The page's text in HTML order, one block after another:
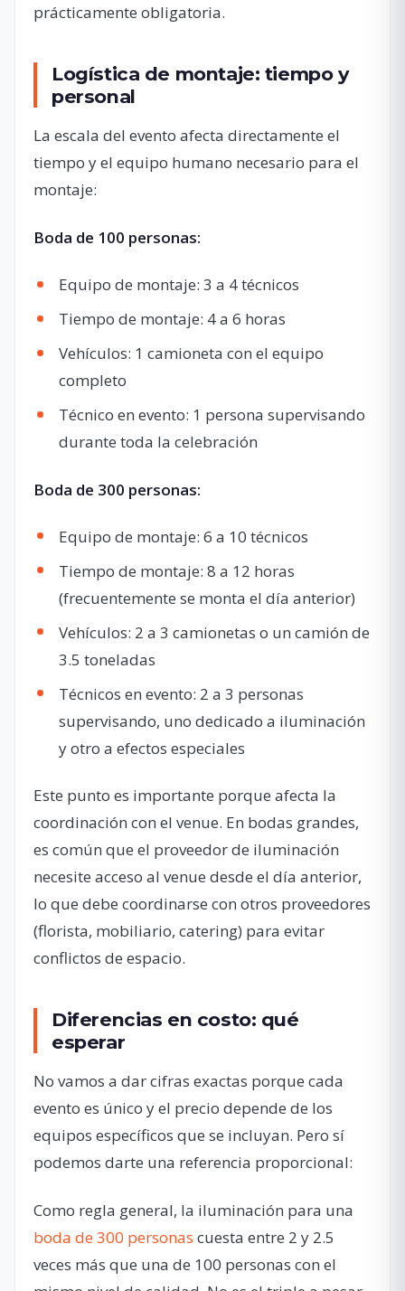
prácticamente obligatoria.
Logística de montaje: tiempo y
personal
La escala del evento afecta directamente el
tiempo y el equipo humano necesario para el
montaje:
Boda de 100 personas:
Equipo de montaje: 3 a 4 técnicos
Tiempo de montaje: 4 a 6 horas
Vehículos: 1 camioneta con el equipo
completo
Técnico en evento: 1 persona supervisando
durante toda la celebración
Boda de 300 personas:
Equipo de montaje: 6 a 10 técnicos
Tiempo de montaje: 8 a 12 horas
(frecuentemente se monta el día anterior)
Vehículos: 2 a 3 camionetas o un camión de
3.5 toneladas
Técnicos en evento: 2 a 3 personas
supervisando, uno dedicado a iluminación
y otro a efectos especiales
Este punto es importante porque afecta la
coordinación con el venue. En bodas grandes,
es común que el proveedor de iluminación
necesite acceso al venue desde el día anterior,
lo que debe coordinarse con otros proveedores
(florista, mobiliario, catering) para evitar
conflictos de espacio.
Diferencias en costo: qué
esperar
No vamos a dar cifras exactas porque cada
evento es único y el precio depende de los
equipos específicos que se incluyan. Pero sí
podemos darte una referencia proporcional:
Como regla general, la iluminación para una
boda de 300 personas cuesta entre 2 y 2.5
veces más que una de 100 personas con el